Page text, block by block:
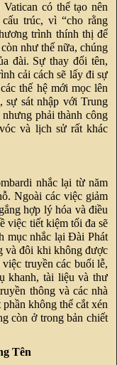
có thể tạo nên
trúc, vì “cho rằng
trình thính thị để
như thế nữa, chúng
đài. Sự thay đổi tên,
cải cách sẽ lấy đi sự
thế hệ mới mọc lên
sự sát nhập với Trung
phải thành công
và lịch sử rất khác
nhắc lại từ năm
Ngoài các việc giảm
hợp lý hóa và điều
việc tiết kiệm tối đa sẽ
mục nhắc lại Đài Phát
và đôi khi không được
truyền các buổi lễ,
khanh, tài liệu và thư
thông và các nhà
không thể cắt xén
còn ở trong bản chiết
Tên